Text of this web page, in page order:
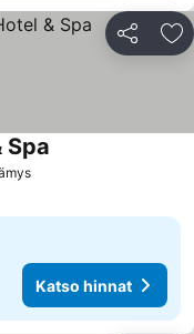
Jaa
Katso hinnat
Spa
Katso hinnat